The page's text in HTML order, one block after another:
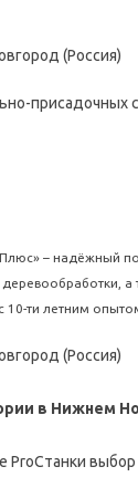
(Россия)
присадочных
– надёжный
а
10-ти летним
(Россия)
в Нижнем
ProСтанки